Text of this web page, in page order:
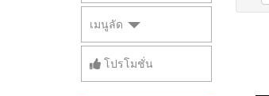
เมนูลัด
โปรโมชั่น